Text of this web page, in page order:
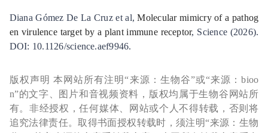
Diana Gómez De La Cruz et al,Molecular mimicry of a pathog
en virulence target by a plant immune receptor, Science (2026).
DOI: 10.1126/science.aef9946.
版权声明 本网站所有注明“来源：生物谷”或“来源：bioo
n”的文字、图片和音视频资料，版权均属于生物谷网站所
有。非经授权，任何媒体、网站或个人不得转载，否则将
追究法律责任。取得书面授权转载时，须注明“来源：生物